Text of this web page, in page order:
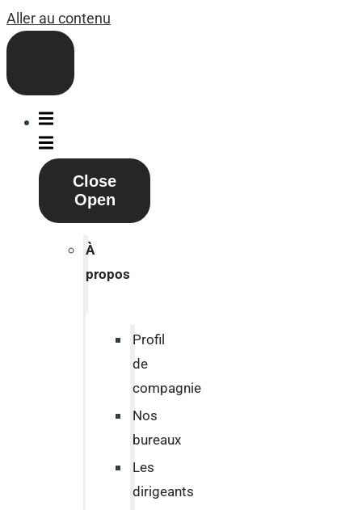
Aller au contenu
Close
Open
À
propos
Profil
de
compagnie
Nos
bureaux
Les
dirigeants